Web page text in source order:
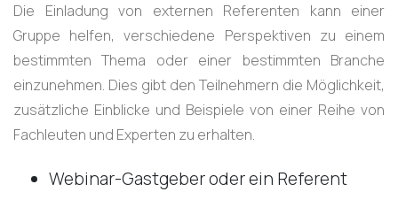
Die Einladung von externen Referenten kann einer
Gruppe helfen, verschiedene Perspektiven zu einem
bestimmten Thema oder einer bestimmten Branche
einzunehmen. Dies gibt den Teilnehmern die Möglichkeit,
zusätzliche Einblicke und Beispiele von einer Reihe von
Fachleuten und Experten zu erhalten.
Webinar-Gastgeber oder ein Referent